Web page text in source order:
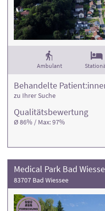
Ambulant
Qualitäts­bewertung
Ø 86% / Max: 97%
Behandelte
zu Ihrer Suche
83707 Bad Wiessee